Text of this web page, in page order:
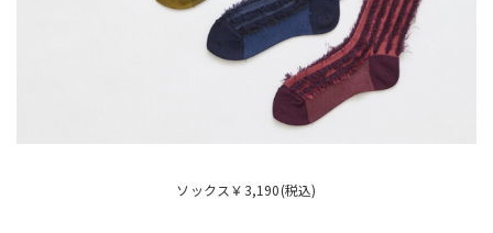
ソックス￥3,190(税込)